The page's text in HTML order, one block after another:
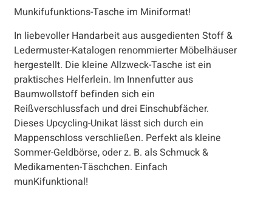
Munkifufunktions-Tasche im Miniformat!
In liebevoller Handarbeit aus ausgedienten Stoff &
Ledermuster-Katalogen renommierter Möbelhäuser
hergestellt. Die kleine Allzweck-Tasche ist ein
praktisches Helferlein. Im Innenfutter aus
Baumwollstoff befinden sich ein
Reißverschlussfach und drei Einschubfächer.
Dieses Upcycling-Unikat lässt sich durch ein
Mappenschloss verschließen. Perfekt als kleine
Sommer-Geldbörse, oder z. B. als Schmuck &
Medikamenten-Täschchen. Einfach
munKifunktional!